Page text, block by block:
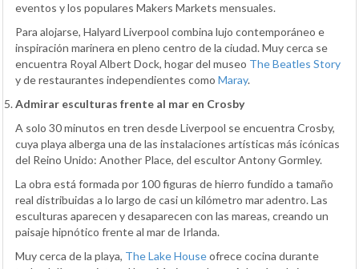
eventos y los populares Makers Markets mensuales.
Para alojarse, Halyard Liverpool combina lujo contemporáneo e
inspiración marinera en pleno centro de la ciudad. Muy cerca se
encuentra Royal Albert Dock, hogar del museo The Beatles Story
y de restaurantes independientes como Maray.
Admirar esculturas frente al mar en Crosby
A solo 30 minutos en tren desde Liverpool se encuentra Crosby,
cuya playa alberga una de las instalaciones artísticas más icónicas
del Reino Unido: Another Place, del escultor Antony Gormley.
La obra está formada por 100 figuras de hierro fundido a tamaño
real distribuidas a lo largo de casi un kilómetro mar adentro. Las
esculturas aparecen y desaparecen con las mareas, creando un
paisaje hipnótico frente al mar de Irlanda.
Muy cerca de la playa, The Lake Houseofrece cocina durante